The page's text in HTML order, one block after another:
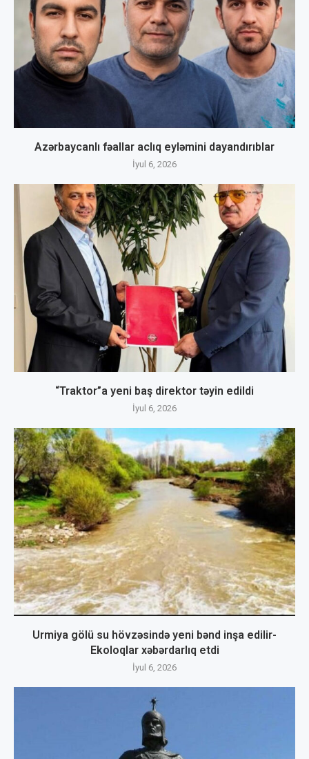
Azərbaycanlı fəallar aclıq eyləmini dayandırıblar
İyul 6, 2026
“Traktor”a yeni baş direktor təyin edildi
İyul 6, 2026
Urmiya gölü su hövzəsində yeni bənd inşa edilir-
Ekoloqlar xəbərdarlıq etdi
İyul 6, 2026